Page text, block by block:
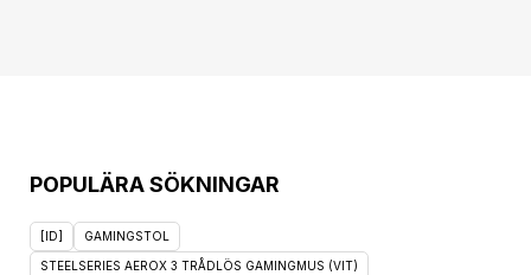
POPULÄRA SÖKNINGAR
[ID] GAMINGSTOL
STEELSERIES AEROX 3 TRÅDLÖS GAMINGMUS (VIT)